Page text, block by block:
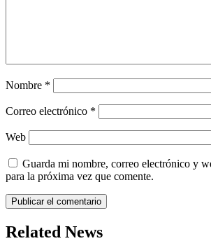
Nombre *
Correo electrónico *
Web
Guarda mi nombre, correo electrónico y
para la próxima vez que comente.
Related News